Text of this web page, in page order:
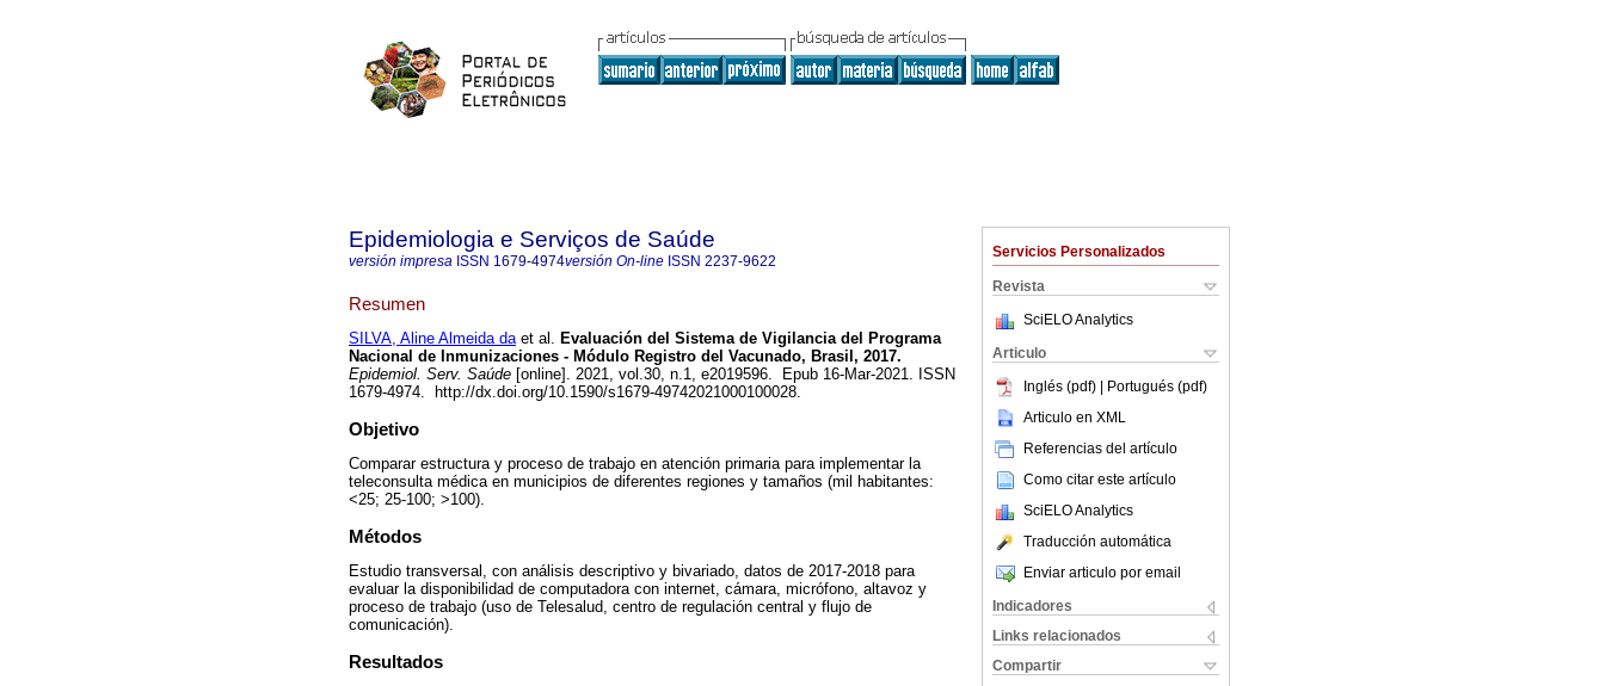
Servicios Personalizados
Revista
SciELO Analytics
Articulo
Inglés (pdf) | Portugués (pdf)
Articulo en XML
Referencias del artículo
Como citar este artículo
SciELO Analytics
Traducción automática
Enviar articulo por email
Indicadores
Links relacionados
Compartir
Epidemiologia e Serviços de Saúde
versión impresa ISSN 1679-4974versión On-line ISSN 2237-9622
Resumen
SILVA, Aline Almeida daet al. Evaluación del Sistema de Vigilancia del Programa
Nacional de Inmunizaciones - Módulo Registro del Vacunado, Brasil, 2017.
Epidemiol. Serv. Saúde [online]. 2021, vol.30, n.1, e2019596. Epub 16-Mar-2021. ISSN
1679-4974. http://dx.doi.org/10.1590/s1679-49742021000100028.
Objetivo
Comparar estructura y proceso de trabajo en atención primaria para implementar la
teleconsulta médica en municipios de diferentes regiones y tamaños (mil habitantes:
<25; 25-100; >100).
Métodos
Estudio transversal, con análisis descriptivo y bivariado, datos de 2017-2018 para
evaluar la disponibilidad de computadora con internet, cámara, micrófono, altavoz y
proceso de trabajo (uso de Telesalud, centro de regulación central y flujo de
comunicación).
Resultados